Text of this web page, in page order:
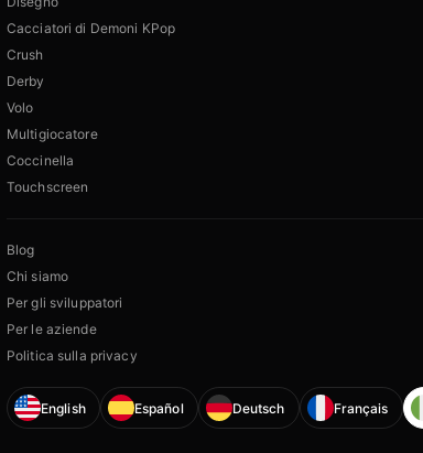
Cacciatori di Demoni KPop
Crush
Derby
Volo
Multigiocatore
Coccinella
Touchscreen
Blog
Chi siamo
Per gli sviluppatori
Per le aziende
Politica sulla privacy
English Español Deutsch Français